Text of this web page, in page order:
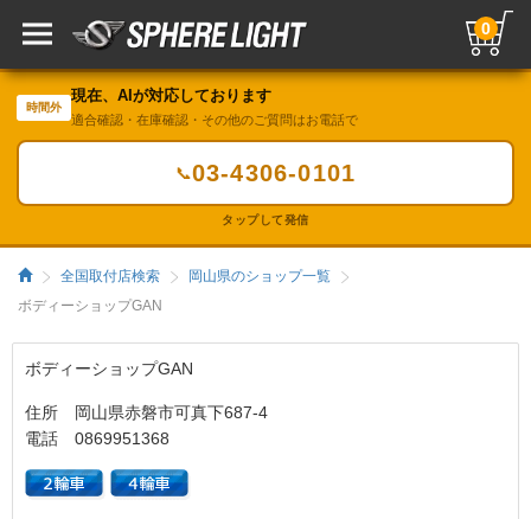
0
時間外
現在、AIが対応しております
適合確認・在庫確認・その他のご質問はお電話で
📞03-4306-0101
タップして発信
全国取付店検索
岡山県のショップ一覧
ボディーショップGAN
ボディーショップGAN
住所 岡山県赤磐市可真下687-4
電話 0869951368